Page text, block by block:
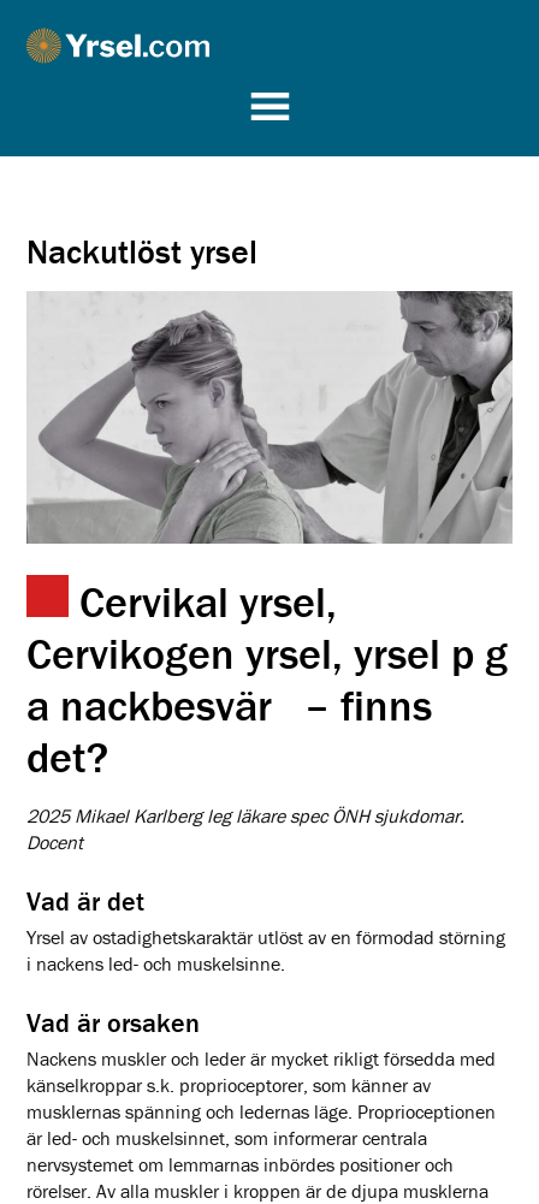
Yrsel.com
Nackutlöst yrsel
Cervikal yrsel,
Cervikogen yrsel, yrsel p g
a nackbesvär – finns
det?
2025 Mikael Karlberg leg läkare spec ÖNH sjukdomar.
Docent
Vad är det
Yrsel av ostadighetskaraktär utlöst av en förmodad störning
i nackens led- och muskelsinne.
Vad är orsaken
Nackens muskler och leder är mycket rikligt försedda med
känselkroppar s.k. proprioceptorer, som känner av
musklernas spänning och ledernas läge. Proprioceptionen
är led- och muskelsinnet, som informerar centrala
nervsystemet om lemmarnas inbördes positioner och
rörelser. Av alla muskler i kroppen är de djupa musklerna